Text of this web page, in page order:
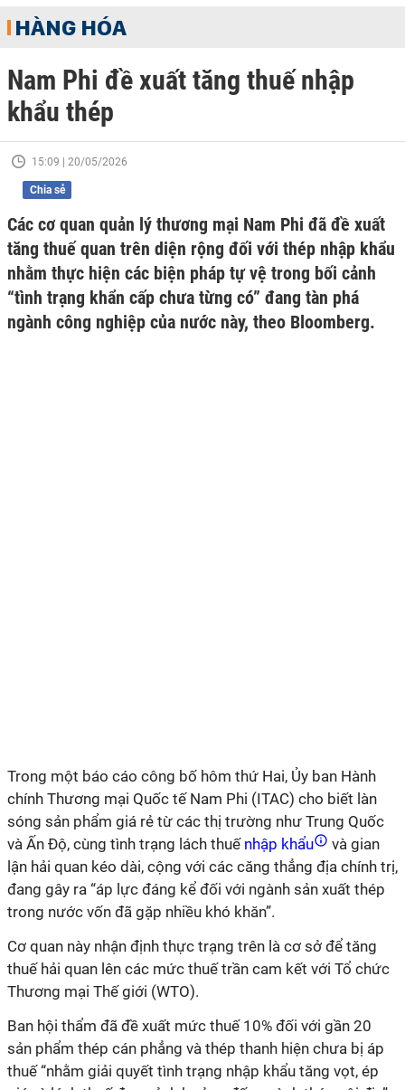
HÀNG HÓA
Nam Phi đề xuất tăng thuế nhập
khẩu thép
15:09 | 20/05/2026
Chia sẻ
Các cơ quan quản lý thương mại Nam Phi đã đề xuất
tăng thuế quan trên diện rộng đối với thép nhập khẩu
nhằm thực hiện các biện pháp tự vệ trong bối cảnh
“tình trạng khẩn cấp chưa từng có” đang tàn phá
ngành công nghiệp của nước này, theo Bloomberg.
Trong một báo cáo công bố hôm thứ Hai, Ủy ban Hành
chính Thương mại Quốc tế Nam Phi (ITAC) cho biết làn
sóng sản phẩm giá rẻ từ các thị trường như Trung Quốc
và Ấn Độ, cùng tình trạng lách thuếnhập khẩu
và gian
lận hải quan kéo dài, cộng với các căng thẳng địa chính trị,
đang gây ra “áp lực đáng kể đối với ngành sản xuất thép
trong nước vốn đã gặp nhiều khó khăn”.
Cơ quan này nhận định thực trạng trên là cơ sở để tăng
thuế hải quan lên các mức thuế trần cam kết với Tổ chức
Thương mại Thế giới (WTO).
Ban hội thẩm đã đề xuất mức thuế 10% đối với gần 20
sản phẩm thép cán phẳng và thép thanh hiện chưa bị áp
thuế “nhằm giải quyết tình trạng nhập khẩu tăng vọt, ép